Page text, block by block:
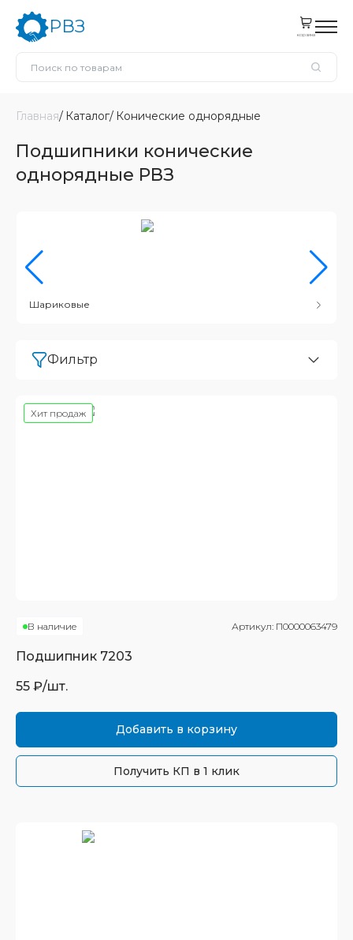
РВЗ корзина
Главная Каталог Конические однорядные
Подшипники конические
однорядные РВЗ
Шариковые
Фильтр
Хит продаж
В наличие Артикул: П0000063479
Подшипник 7203
55 ₽/шт.
Добавить в корзину
Получить КП в 1 клик